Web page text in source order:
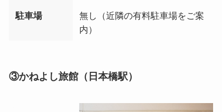
駐車場
無し（近隣の有料駐車場をご案
内）
③かねよし旅館（日本橋駅）